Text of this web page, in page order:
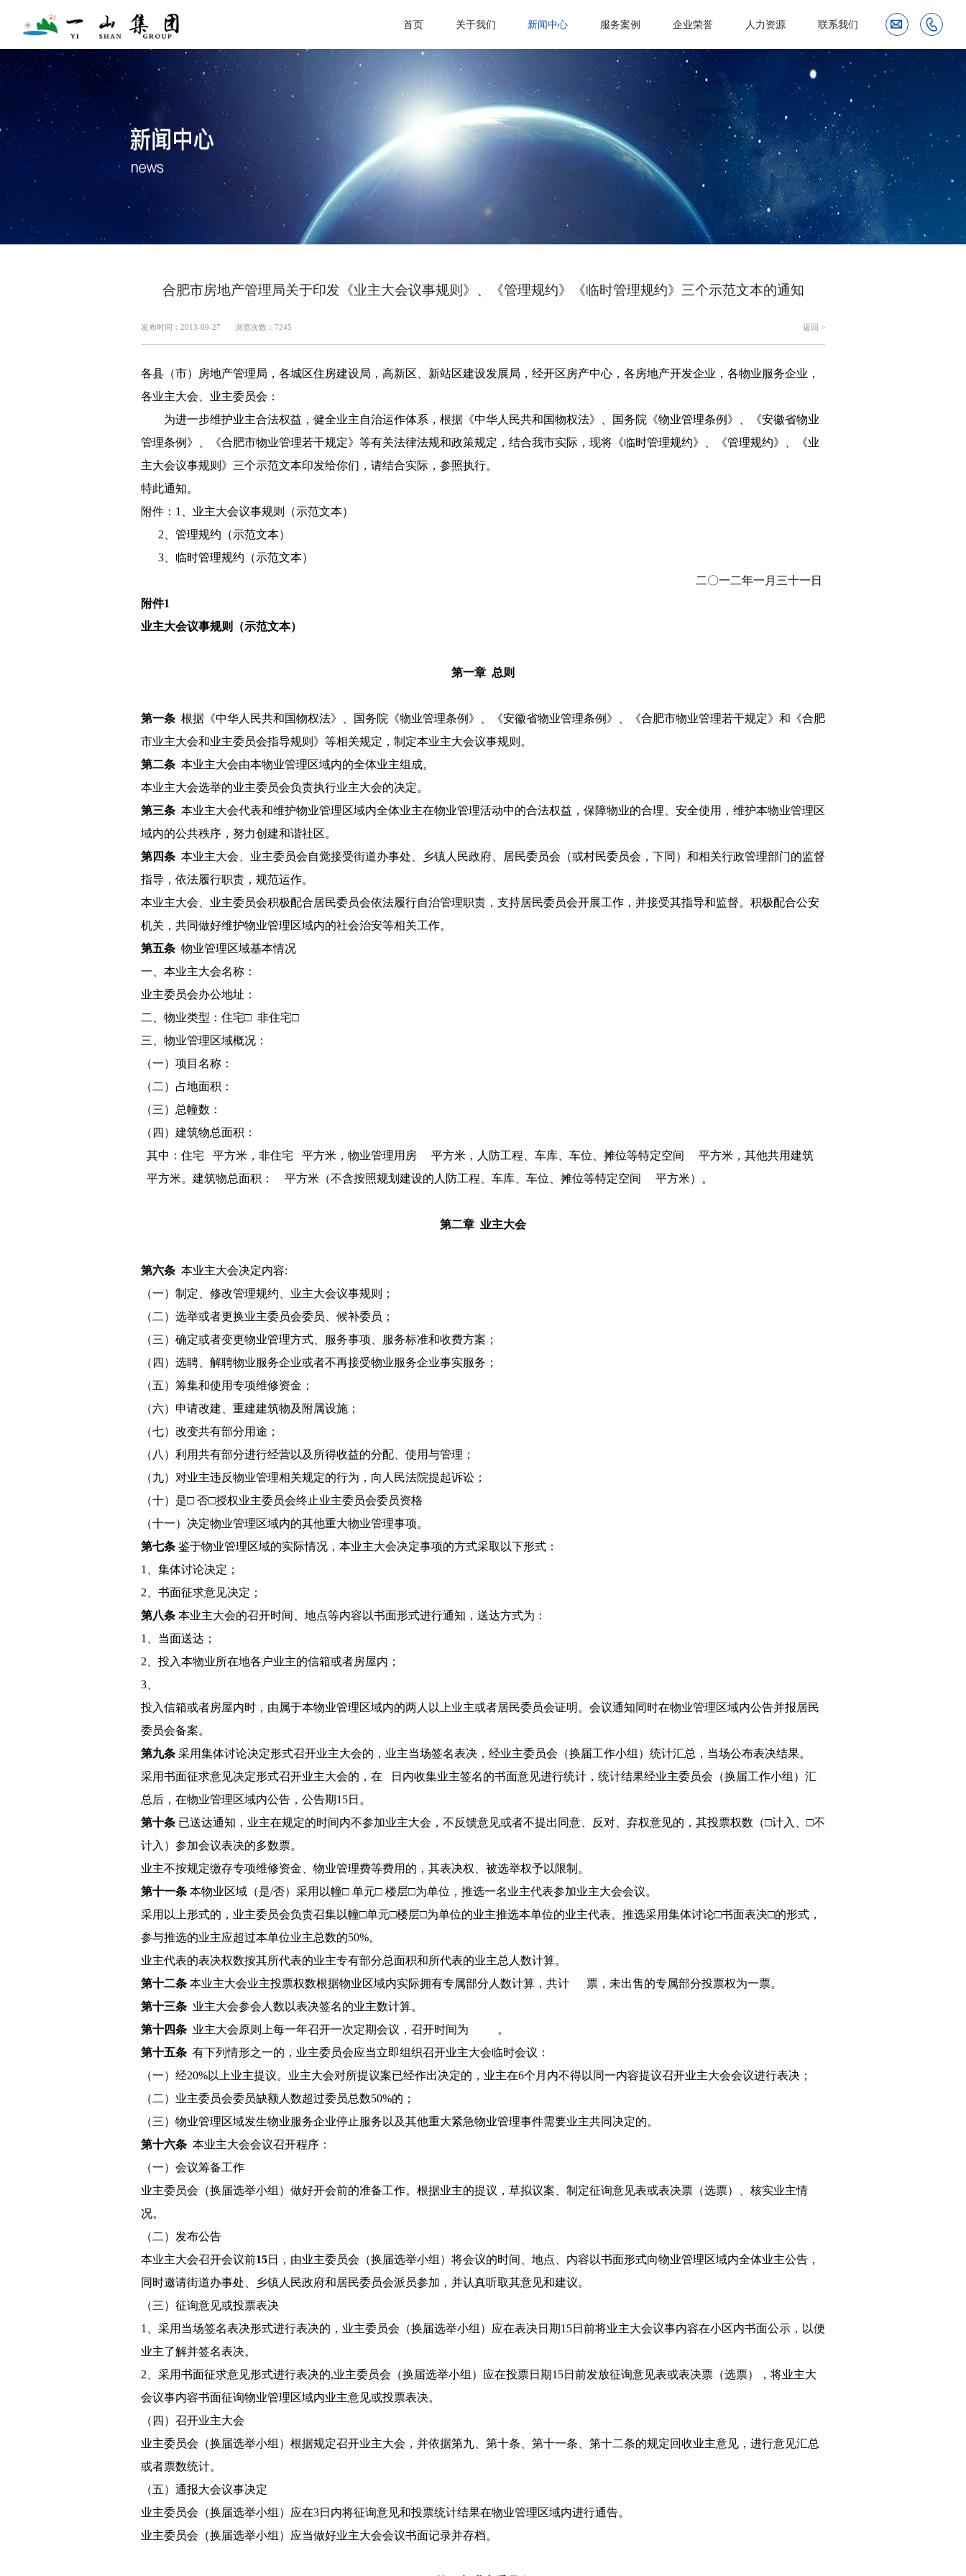
首页 关于我们 新闻中心 服务案例 企业荣誉 人力资源 联系我们
合肥市房地产管理局关于印发《业主大会议事规则》、《管理规约》《临时管理规约》三个示范文本的通知
发布时间：2013-09-27 浏览次数：7245 返回 >
各县（市）房地产管理局，各城区住房建设局，高新区、新站区建设发展局，经开区房产中心，各房地产开发企业，各物业服务企业，
各业主大会、业主委员会：
为进一步维护业主合法权益，健全业主自治运作体系，根据《中华人民共和国物权法》、国务院《物业管理条例》、《安徽省物业
管理条例》、《合肥市物业管理若干规定》等有关法律法规和政策规定，结合我市实际，现将《临时管理规约》、《管理规约》、《业
主大会议事规则》三个示范文本印发给你们，请结合实际，参照执行。
特此通知。
附件：1、业主大会议事规则（示范文本）
2、管理规约（示范文本）
3、临时管理规约（示范文本）
二〇一二年一月三十一日
附件1
业主大会议事规则（示范文本）
第一章 总则
第一条 根据《中华人民共和国物权法》、国务院《物业管理条例》、《安徽省物业管理条例》、《合肥市物业管理若干规定》和《合肥
市业主大会和业主委员会指导规则》等相关规定，制定本业主大会议事规则。
第二条 本业主大会由本物业管理区域内的全体业主组成。
本业主大会选举的业主委员会负责执行业主大会的决定。
第三条 本业主大会代表和维护物业管理区域内全体业主在物业管理活动中的合法权益，保障物业的合理、安全使用，维护本物业管理区
域内的公共秩序，努力创建和谐社区。
第四条 本业主大会、业主委员会自觉接受街道办事处、乡镇人民政府、居民委员会（或村民委员会，下同）和相关行政管理部门的监督
指导，依法履行职责，规范运作。
本业主大会、业主委员会积极配合居民委员会依法履行自治管理职责，支持居民委员会开展工作，并接受其指导和监督。积极配合公安
机关，共同做好维护物业管理区域内的社会治安等相关工作。
第五条 物业管理区域基本情况
一、本业主大会名称：
业主委员会办公地址：
二、物业类型：住宅□ 非住宅□
三、物业管理区域概况：
（一）项目名称：
（二）占地面积：
（三）总幢数：
（四）建筑物总面积：
其中：住宅 平方米，非住宅 平方米，物业管理用房 平方米，人防工程、车库、车位、摊位等特定空间 平方米，其他共用建筑
平方米。建筑物总面积： 平方米（不含按照规划建设的人防工程、车库、车位、摊位等特定空间 平方米）。
第二章 业主大会
第六条 本业主大会决定内容:
（一）制定、修改管理规约、业主大会议事规则；
（二）选举或者更换业主委员会委员、候补委员；
（三）确定或者变更物业管理方式、服务事项、服务标准和收费方案；
（四）选聘、解聘物业服务企业或者不再接受物业服务企业事实服务；
（五）筹集和使用专项维修资金；
（六）申请改建、重建建筑物及附属设施；
（七）改变共有部分用途；
（八）利用共有部分进行经营以及所得收益的分配、使用与管理；
（九）对业主违反物业管理相关规定的行为，向人民法院提起诉讼；
（十）是□ 否□授权业主委员会终止业主委员会委员资格
（十一）决定物业管理区域内的其他重大物业管理事项。
第七条 鉴于物业管理区域的实际情况，本业主大会决定事项的方式采取以下形式：
1、集体讨论决定；
2、书面征求意见决定；
第八条 本业主大会的召开时间、地点等内容以书面形式进行通知，送达方式为：
1、当面送达；
2、投入本物业所在地各户业主的信箱或者房屋内；
3、
投入信箱或者房屋内时，由属于本物业管理区域内的两人以上业主或者居民委员会证明。会议通知同时在物业管理区域内公告并报居民
委员会备案。
第九条 采用集体讨论决定形式召开业主大会的，业主当场签名表决，经业主委员会（换届工作小组）统计汇总，当场公布表决结果。
采用书面征求意见决定形式召开业主大会的，在 日内收集业主签名的书面意见进行统计，统计结果经业主委员会（换届工作小组）汇
总后，在物业管理区域内公告，公告期15日。
第十条 已送达通知，业主在规定的时间内不参加业主大会，不反馈意见或者不提出同意、反对、弃权意见的，其投票权数（□计入、□不
计入）参加会议表决的多数票。
业主不按规定缴存专项维修资金、物业管理费等费用的，其表决权、被选举权予以限制。
第十一条 本物业区域（是/否）采用以幢□ 单元□ 楼层□为单位，推选一名业主代表参加业主大会会议。
采用以上形式的，业主委员会负责召集以幢□单元□楼层□为单位的业主推选本单位的业主代表。推选采用集体讨论□书面表决□的形式，
参与推选的业主应超过本单位业主总数的50%。
业主代表的表决权数按其所代表的业主专有部分总面积和所代表的业主总人数计算。
第十二条 本业主大会业主投票权数根据物业区域内实际拥有专属部分人数计算，共计 票，未出售的专属部分投票权为一票。
第十三条 业主大会参会人数以表决签名的业主数计算。
第十四条 业主大会原则上每一年召开一次定期会议，召开时间为 。
第十五条 有下列情形之一的，业主委员会应当立即组织召开业主大会临时会议：
（一）经20%以上业主提议。业主大会对所提议案已经作出决定的，业主在6个月内不得以同一内容提议召开业主大会会议进行表决；
（二）业主委员会委员缺额人数超过委员总数50%的；
（三）物业管理区域发生物业服务企业停止服务以及其他重大紧急物业管理事件需要业主共同决定的。
第十六条 本业主大会会议召开程序：
（一）会议筹备工作
业主委员会（换届选举小组）做好开会前的准备工作。根据业主的提议，草拟议案、制定征询意见表或表决票（选票）、核实业主情
况。
（二）发布公告
本业主大会召开会议前15日，由业主委员会（换届选举小组）将会议的时间、地点、内容以书面形式向物业管理区域内全体业主公告，
同时邀请街道办事处、乡镇人民政府和居民委员会派员参加，并认真听取其意见和建议。
（三）征询意见或投票表决
1、采用当场签名表决形式进行表决的，业主委员会（换届选举小组）应在表决日期15日前将业主大会议事内容在小区内书面公示，以便
业主了解并签名表决。
2、采用书面征求意见形式进行表决的,业主委员会（换届选举小组）应在投票日期15日前发放征询意见表或表决票（选票），将业主大
会议事内容书面征询物业管理区域内业主意见或投票表决。
（四）召开业主大会
业主委员会（换届选举小组）根据规定召开业主大会，并依据第九、第十条、第十一条、第十二条的规定回收业主意见，进行意见汇总
或者票数统计。
（五）通报大会议事决定
业主委员会（换届选举小组）应在3日内将征询意见和投票统计结果在物业管理区域内进行通告。
业主委员会（换届选举小组）应当做好业主大会会议书面记录并存档。